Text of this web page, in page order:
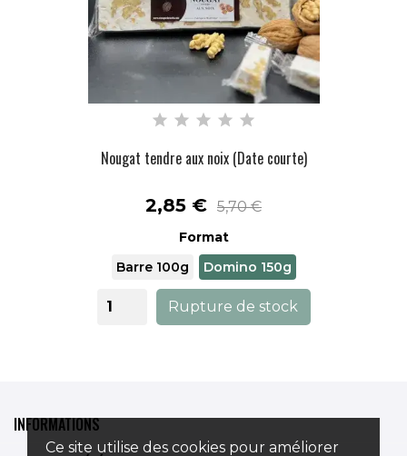
Ce site utilise des cookies pour améliorer
Nougat tendre aux noix (Date courte)
Prix
2,85 € 5,70 €
Format
Barre 100g
Domino 150g
Rupture de stock
INFORMATIONS